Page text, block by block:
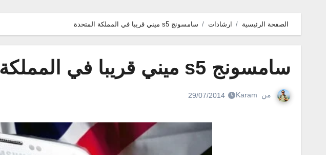
الصفحة الرئيسية ارشادات سامسونج s5 ميني قريبا في المملكة المتحدة
سامسونج s5 ميني قريبا في المملكة المتحدة
من Karam
29/07/2014